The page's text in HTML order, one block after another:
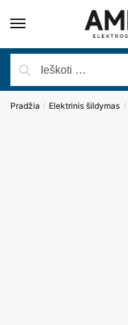
Pradžia / Elektrinis šildymas /